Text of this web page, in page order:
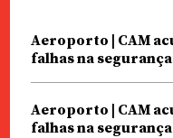
Aeroporto | CAM
falhas na segurança
Aeroporto | CAM
falhas na segurança